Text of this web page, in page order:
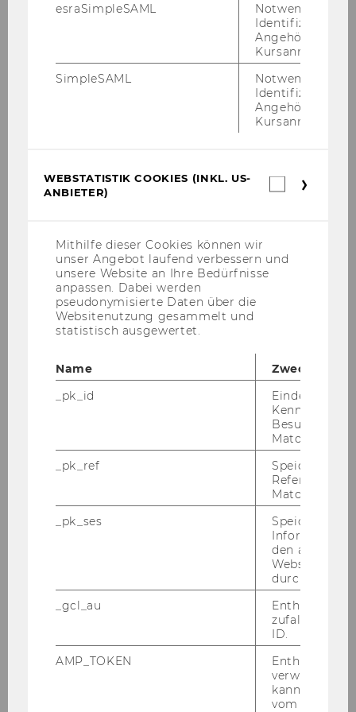
Abteilung für Betriebswirtschaftliche
Jobs
Veranstaltungen
Abteilung
Service
Unsere Social Media Kanäle
LinkedIn
esraSimpleSAML
Notwendig zur
Identifizierung
Angehörige/r für
Kursanmeldung.
SimpleSAML
Notwendig zur
Identifizierung
Angehörige/r für
Kursanmeldung.
WEBSTATISTIK COOKIES (INKL. US-
ANBIETER)
Mithilfe dieser Cookies können wir
unser Angebot laufend verbessern und
unsere Website an Ihre Bedürfnisse
anpassen. Dabei werden
pseudonymisierte Daten über die
Websitenutzung gesammelt und
statistisch ausgewertet.
Name
Zweck
_pk_id
Eindeutige
Besuchers
Matomo.
_pk_ref
Speicherung
Referrers
Matomo.
_pk_ses
Speicherung
den aktuellen
durch
_gcl_au
Enthält eine
ID.
AMP_TOKEN
Enthält ein
verwendet
kann, um
vom AMP-